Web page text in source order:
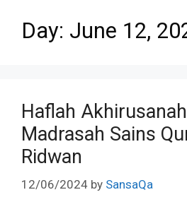
Day: June 12,
Haflah
Madrasah Sains
Ridwan
12/06/2024 by SansaQa